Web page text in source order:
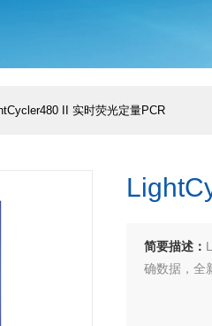
II 实时荧光定量PCR
简要描述：
确数据，全